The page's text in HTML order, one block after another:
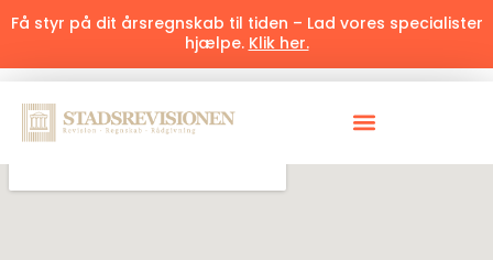
Få styr på dit årsregnskab til tiden – Lad vores specialister
hjælpe. Klik her.